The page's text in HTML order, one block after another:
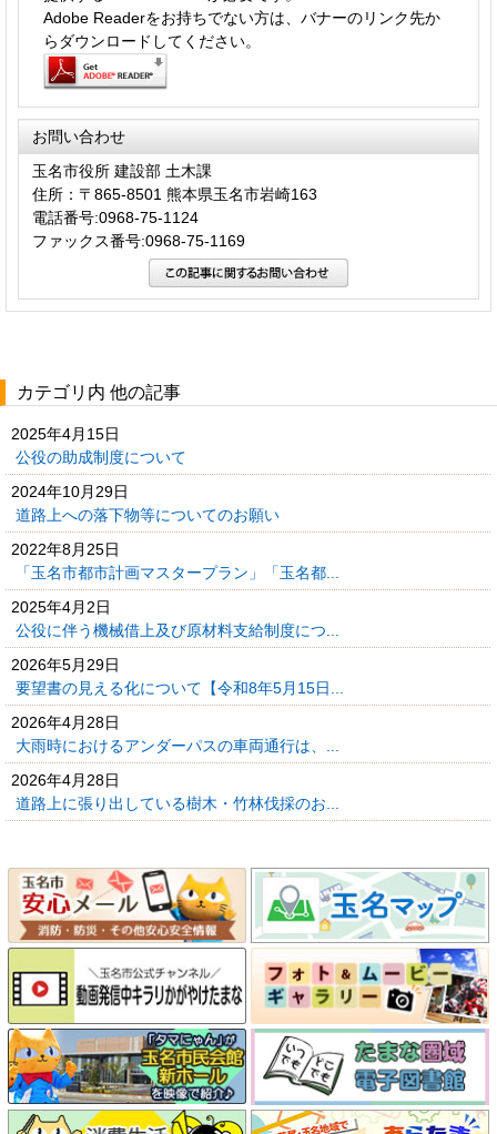
Adobe Readerをお持ちでない方は、バナーのリンク先か
らダウンロードしてください。
お問い合わせ
玉名市役所 建設部 土木課
住所：〒865-8501 熊本県玉名市岩崎163
電話番号:0968-75-1124
ファックス番号:0968-75-1169
カテゴリ内 他の記事
2025年4月15日
公役の助成制度について
2024年10月29日
道路上への落下物等についてのお願い
2022年8月25日
「玉名市都市計画マスタープラン」「玉名都...
2025年4月2日
公役に伴う機械借上及び原材料支給制度につ...
2026年5月29日
要望書の見える化について【令和8年5月15日...
2026年4月28日
大雨時におけるアンダーパスの車両通行は、...
2026年4月28日
道路上に張り出している樹木・竹林伐採のお...